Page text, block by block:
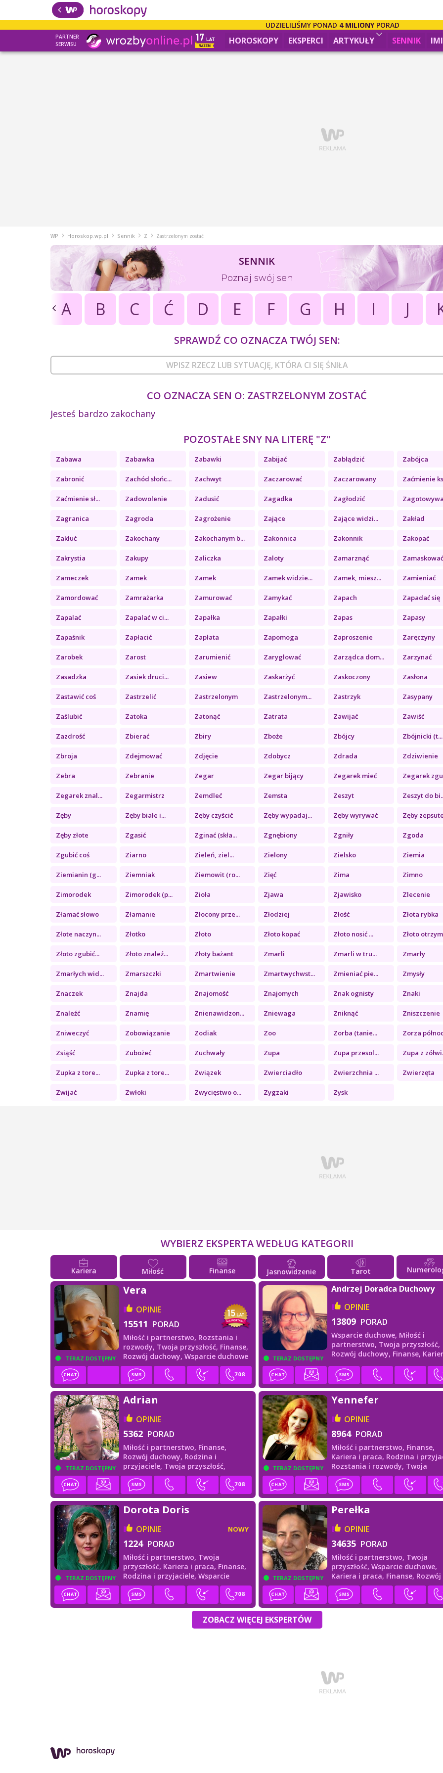
UDZIELILIŚMY PONAD 4 MILIONYPORAD
PARTNER
SERWISU
HOROSKOPY EKSPERCI ARTYKUŁY SENNIK
WP Horoskop.wp.pl Sennik Z Zastrzelonym zostać
SENNIK
Poznaj swój sen
A B C Ć D E F G H I J
SPRAWDŹ CO OZNACZA TWÓJ SEN:
CO OZNACZA SEN O: ZASTRZELONYM ZOSTAĆ
Jesteś bardzo zakochany
POZOSTAŁE SNY NA LITERĘ "Z"
Zabawa Zabawka Zabawki Zabijać Zabłądzić Zabójca
Zabronić Zachód słońc... Zachwyt Zaczarować Zaczarowany Zaćmienie
Zaćmienie sł... Zadowolenie Zadusić Zagadka Zagłodzić
Zagranica Zagroda Zagrożenie Zające Zające widzi... Zakład
Zakłuć Zakochany Zakochanym b... Zakonnica Zakonnik Zakopać
Zakrystia Zakupy Zaliczka Zaloty Zamarznąć
Zameczek Zamek Zamek Zamek widzie... Zamek, miesz... Zamieniać
Zamordować Zamrażarka Zamurować Zamykać Zapach Zapadać się
Zapalać Zapalać w ci... Zapałka Zapałki Zapas Zapasy
Zapaśnik Zapłacić Zapłata Zapomoga Zaproszenie Zaręczyny
Zarobek Zarost Zarumienić Zaryglować Zarządca dom... Zarzynać
Zasadzka Zasiek druci... Zasiew Zaskarżyć Zaskoczony Zasłona
Zastawić coś Zastrzelić Zastrzelonym Zastrzelonym... Zastrzyk Zasypany
Zaślubić Zatoka Zatonąć Zatrata Zawijać Zawiść
Zazdrość Zbierać Zbiry Zboże Zbójcy Zbójnicki (t...
Zbroja Zdejmować Zdjęcie Zdobycz Zdrada Zdziwienie
Zebra Zebranie Zegar Zegar bijący Zegarek mieć Zegarek
Zegarek znal... Zegarmistrz Zemdleć Zemsta Zeszyt Zeszyt do
Zęby Zęby białe i... Zęby czyścić Zęby wypadaj... Zęby wyrywać Zęby
Zęby złote Zgasić Zginać (skła... Zgnębiony Zgniły Zgoda
Zgubić coś Ziarno Zieleń, ziel... Zielony Zielsko Ziemia
Ziemianin (g... Ziemniak Ziemowit (ro... Zięć Zima Zimno
Zimorodek Zimorodek (p... Zioła Zjawa Zjawisko Zlecenie
Złamać słowo Złamanie Złocony prze... Złodziej Złość Złota rybka
Złote naczyn... Złotko Złoto Złoto kopać Złoto nosić ... Złoto
Złoto zgubić... Złoto znaleź... Złoty bażant Zmarli Zmarli w tru... Zmarły
Zmarłych wid... Zmarszczki Zmartwienie Zmartwychwst... Zmieniać pie... Zmysły
Znaczek Znajda Znajomość Znajomych Znak ognisty Znaki
Znaleźć Znamię Znienawidzon... Zniewaga Zniknąć Zniszczenie
Zniweczyć Zobowiązanie Zodiak Zoo Zorba (tanie... Zorza
Zsiąść Zubożeć Zuchwały Zupa Zupa przesol... Zupa z
Zupka z tore... Zupka z tore... Związek Zwierciadło Zwierzchnia ... Zwierzęta
Zwijać Zwłoki Zwycięstwo o... Zygzaki Zysk
WYBIERZ EKSPERTA WEDŁUG KATEGORII
Kariera Miłość Finanse Jasnowidzenie Tarot
TERAZ DOSTĘPNY
Vera
OPINIE
15511 PORAD
Miłość i partnerstwo, Rozstania i
rozwody, Twoja przyszłość, Finanse,
Rozwój duchowy,Wsparcie duchowe TERAZ DOSTĘPNY
Andrzej Doradca Duchowy
OPINIE
13809 PORAD
Wsparcie duchowe, Miłość i
partnerstwo, Twoja przyszłość,
Rozwój duchowy, Finanse,
TERAZ DOSTĘPNY
Adrian
OPINIE
5362 PORAD
Miłość i partnerstwo, Finanse,
Rozwój duchowy, Rodzina i
przyjaciele, Twoja przyszłość,
Wsparcie duchowe
TERAZ DOSTĘPNY
Yennefer
OPINIE
8964 PORAD
Miłość i partnerstwo, Finanse,
Kariera i praca, Rodzina i
Rozstania i rozwody, Twoja
przyszłość
TERAZ DOSTĘPNY
Dorota Doris
OPINIE NOWY
1224 PORAD
Miłość i partnerstwo, Twoja
przyszłość, Kariera i praca, Finanse,
Rodzina i przyjaciele,Wsparcie
duchowe
TERAZ DOSTĘPNY
Perełka
OPINIE
34635 PORAD
Miłość i partnerstwo, Twoja
przyszłość, Wsparcie duchowe,
Kariera i praca, Finanse, Rozwój
duchowy
ZOBACZ WIĘCEJ EKSPERTÓW